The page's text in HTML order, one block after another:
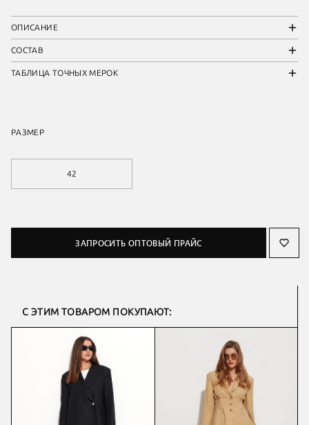
ОПИСАНИЕ
СОСТАВ
ТАБЛИЦА ТОЧНЫХ МЕРОК
РАЗМЕР
42
ЗАПРОСИТЬ ОПТОВЫЙ ПРАЙС
С ЭТИМ ТОВАРОМ ПОКУПАЮТ: